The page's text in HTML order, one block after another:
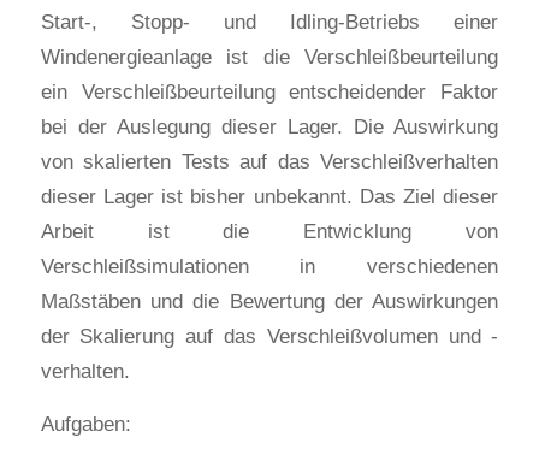
Start-, Stopp- und Idling-Betriebs einer
Windenergieanlage ist die Verschleißbeurteilung
ein Verschleißbeurteilung entscheidender Faktor
bei der Auslegung dieser Lager. Die Auswirkung
von skalierten Tests auf das Verschleißverhalten
dieser Lager ist bisher unbekannt. Das Ziel dieser
Arbeit ist die Entwicklung von
Verschleißsimulationen in verschiedenen
Maßstäben und die Bewertung der Auswirkungen
der Skalierung auf das Verschleißvolumen und -
verhalten.
Aufgaben: